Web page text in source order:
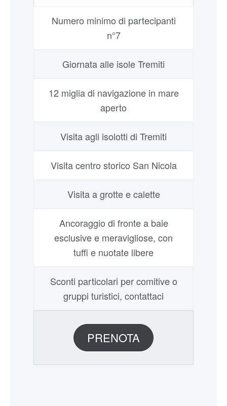
Numero minimo di partecipanti
n°7
Giornata alle isole Tremiti
12 miglia di navigazione in mare
aperto
Visita agli isolotti di Tremiti
Visita centro storico San Nicola
Visita a grotte e calette
Ancoraggio di fronte a baie
esclusive e meravigliose, con
tuffi e nuotate libere
Sconti particolari per comitive o
gruppi turistici, contattaci
PRENOTA